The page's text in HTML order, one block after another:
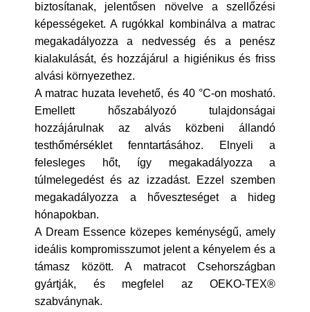
biztosítanak, jelentősen növelve a szellőzési
képességeket. A rugókkal kombinálva a matrac
megakadályozza a nedvesség és a penész
kialakulását, és hozzájárul a higiénikus és friss
alvási környezethez.
A matrac huzata levehető, és 40 °C-on mosható.
Emellett hőszabályozó tulajdonságai
hozzájárulnak az alvás közbeni állandó
testhőmérséklet fenntartásához. Elnyeli a
felesleges hőt, így megakadályozza a
túlmelegedést és az izzadást. Ezzel szemben
megakadályozza a hőveszteséget a hideg
hónapokban.
A Dream Essence közepes keménységű, amely
ideális kompromisszumot jelent a kényelem és a
támasz között. A matracot Csehországban
gyártják, és megfelel az OEKO-TEX®
szabványnak.